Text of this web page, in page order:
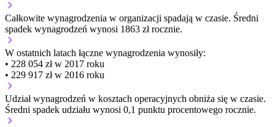
Całkowite wynagrodzenia w organizacji spadają w czasie. Średni
spadek wynagrodzeń wynosi 1863 zł rocznie.
W ostatnich latach łączne wynagrodzenia wynosiły:
• 228 054 zł w 2017 roku
• 229 917 zł w 2016 roku
Udział wynagrodzeń w kosztach operacyjnych obniża się w czasie.
Średni spadek udziału wynosi 0,1 punktu procentowego rocznie.